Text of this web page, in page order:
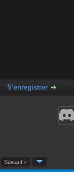
S’enregistrer
Suivant »